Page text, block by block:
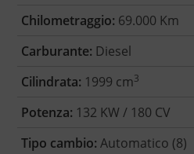
Chilometraggio: 69.000 Km
Carburante: Diesel
Cilindrata: 1999 cm3
Potenza: 132 KW / 180 CV
Tipo cambio: Automatico (8)